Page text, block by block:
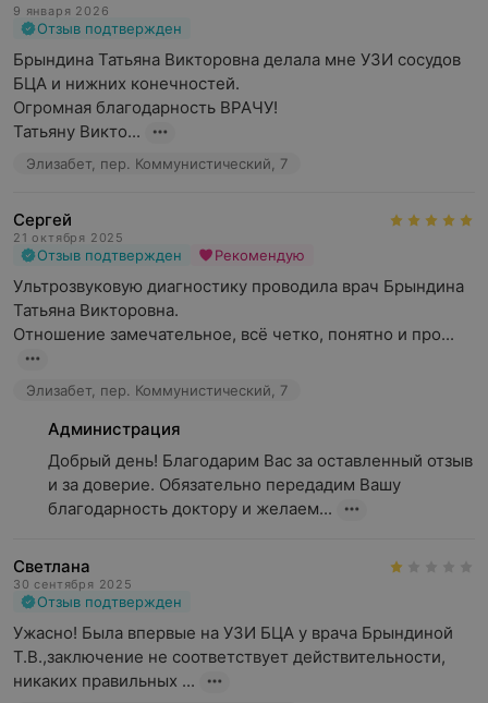
9 января 2026
Отзыв подтвержден
Брындина Татьяна Викторовна делала мне УЗИ сосудов
БЦА и нижних конечностей.
Огромная благодарность ВРАЧУ!
Татьяну Викто...
Элизабет, пер. Коммунистический, 7
Сергей
21 октября 2025
Отзыв подтвержден Рекомендую
Ультрозвуковую диагностику проводила врач Брындина
Татьяна Викторовна.
Отношение замечательное, всё четко, понятно и про...
Элизабет, пер. Коммунистический, 7
Администрация
Добрый день! Благодарим Вас за оставленный отзыв
и за доверие. Обязательно передадим Вашу
благодарность доктору и желаем...
Светлана
30 сентября 2025
Отзыв подтвержден
Ужасно! Была впервые на УЗИ БЦА у врача Брындиной
Т.В.,заключение не соответствует действительности,
никаких правильных ...